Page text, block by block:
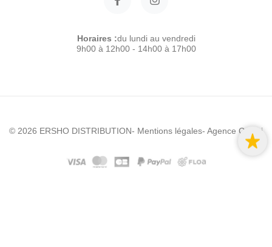
Horaires :du lundi au vendredi
9h00 à 12h00 - 14h00 à 17h00
© 2026 ERSHO DISTRIBUTION- Mentions légales- Agence Colibri